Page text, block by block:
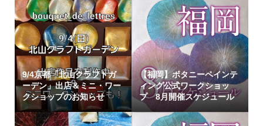
9/4京都「北山クラフトガ
ーデン」出店＆ミニ・ワー
クショップのお知らせ
【福岡】ボタニーペインテ
ィング公式ワークショッ
プ 8月開催スケジュール